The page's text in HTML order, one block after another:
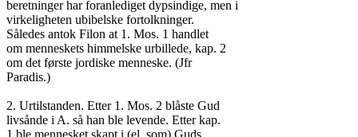
beretninger har foranlediget dypsindige, men i
virkeligheten ubibelske fortolkninger.
Således antok Filon at 1. Mos. 1 handlet
om menneskets himmelske urbillede, kap. 2
om det første jordiske menneske. (Jfr
Paradis.)
2. Urtilstanden. Etter 1. Mos. 2 blåste Gud
livsånde i A. så han ble levende. Etter kap.
1 ble mennesket skapt i (el. som) Guds